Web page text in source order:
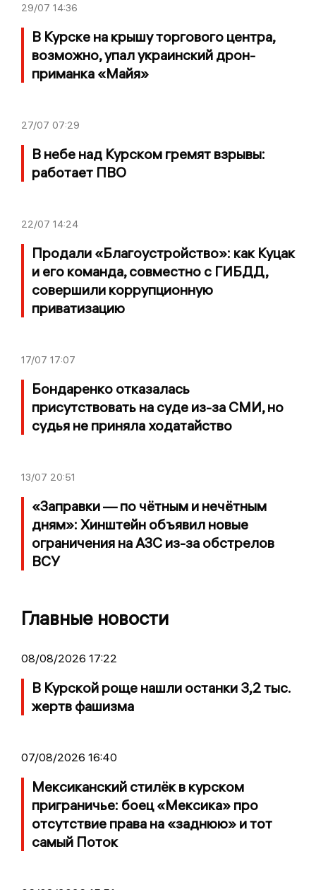
29/07 14:36
В Курске на крышу торгового центра,
возможно, упал украинский дрон-
приманка «Майя»
27/07 07:29
В небе над Курском гремят взрывы:
работает ПВО
22/07 14:24
Продали «Благоустройство»: как Куцак
и его команда, совместно с ГИБДД,
совершили коррупционную
приватизацию
17/07 17:07
Бондаренко отказалась
присутствовать на суде из-за СМИ, но
судья не приняла ходатайство
13/07 20:51
«Заправки — по чётным и нечётным
дням»: Хинштейн объявил новые
ограничения на АЗС из-за обстрелов
ВСУ
Главные новости
08/08/2026 17:22
В Курской роще нашли останки 3,2 тыс.
жертв фашизма
07/08/2026 16:40
Мексиканский стилёк в курском
приграничье: боец «Мексика» про
отсутствие права на «заднюю» и тот
самый Поток